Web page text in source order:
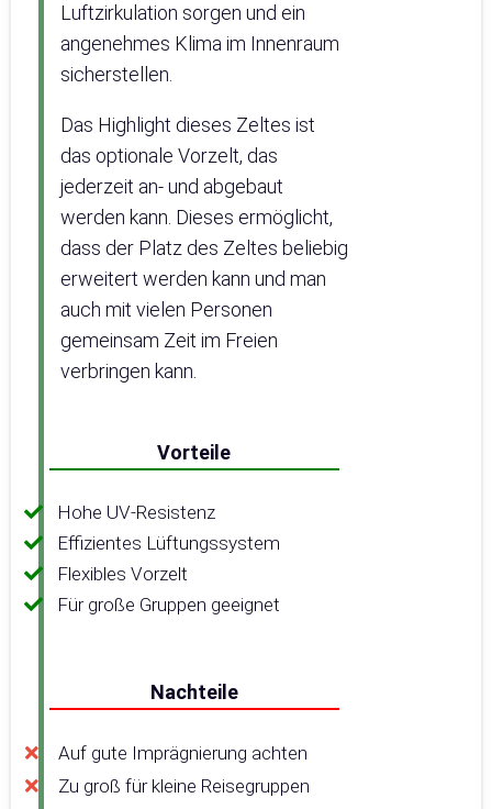
Luftzirkulation sorgen und ein
angenehmes Klima im Innenraum
sicherstellen.
Das Highlight dieses Zeltes ist
das optionale Vorzelt, das
jederzeit an- und abgebaut
werden kann. Dieses ermöglicht,
dass der Platz des Zeltes beliebig
erweitert werden kann und man
auch mit vielen Personen
gemeinsam Zeit im Freien
verbringen kann.
Vorteile
Hohe UV-Resistenz
Effizientes Lüftungssystem
Flexibles Vorzelt
Für große Gruppen geeignet
Nachteile
Auf gute Imprägnierung achten
Zu groß für kleine Reisegruppen